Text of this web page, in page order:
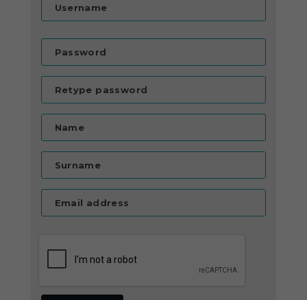
Username
Password
Retype password
Name
Surname
Email address